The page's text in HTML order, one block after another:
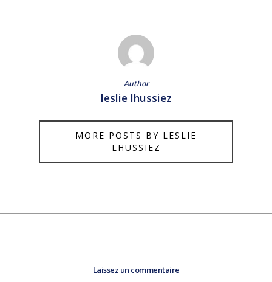
Author
leslie lhussiez
MORE POSTS BY LESLIE
LHUSSIEZ
Laissez un commentaire